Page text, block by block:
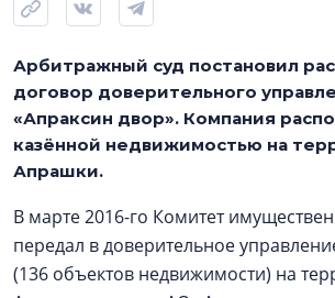
Арбитражный суд постановил
договор доверительного
«Апраксин двор». Компания
казённой недвижимостью на
Апрашки.
В марте 2016-го Комитет
передал в доверительное
(136 объектов недвижимости) на